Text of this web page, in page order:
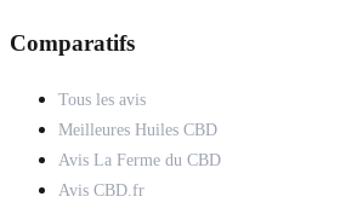
Comparatifs
Tous les avis
Meilleures Huiles CBD
Avis La Ferme du CBD
Avis CBD.fr